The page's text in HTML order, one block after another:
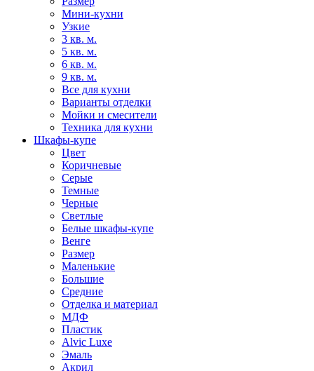
Мини-кухни
Узкие
3 кв. м.
5 кв. м.
6 кв. м.
9 кв. м.
Все для кухни
Варианты отделки
Мойки и смесители
Техника для кухни
Шкафы-купе
Цвет
Коричневые
Серые
Темные
Черные
Светлые
Белые шкафы-купе
Венге
Размер
Маленькие
Большие
Средние
Отделка и материал
МДФ
Пластик
Alvic Luxe
Эмаль
Акрил